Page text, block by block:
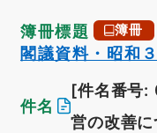
簿冊標題 簿冊
閣議資料・昭和
件名
[件名番号:
営の改善に